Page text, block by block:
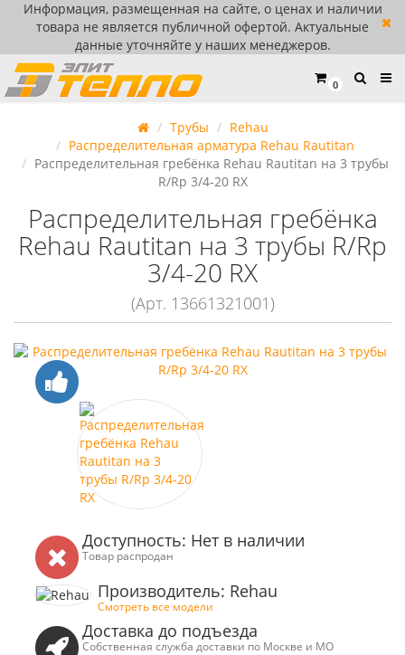
Информация, размещенная на сайте, о ценах и наличии
товара не является публичной офертой. Актуальные
данные уточняйте у наших менеджеров.
0
Трубы
Rehau
Распределительная арматура Rehau Rautitan
Распределительная гребёнка Rehau Rautitan на 3 трубы
R/Rp 3/4-20 RX
Распределительная гребёнка
Rehau Rautitan на 3 трубы R/Rp
3/4-20 RX
(Арт. 13661321001)
Доступность: Нет в наличии
Товар распродан
Производитель: Rehau
Смотреть все модели
Доставка до подъезда
Собственная служба доставки по Москве и МО